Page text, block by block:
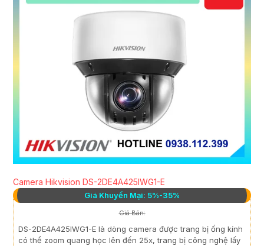
Camera Hikvision DS-2DE4A425IWG1-E
Giá Khuyến Mại: 5%-35%
Giá Bán:
DS-2DE4A425IWG1-E là dòng camera được trang bị ống kính
có thể zoom quang học lên đến 25x, trang bị công nghệ lấy